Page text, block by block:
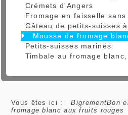
Crémets d'Angers
Fromage en faisselle sans
Gâteau de petits-suisses
Mousse de fromage
Petits-suisses marinés
Timbale au fromage
Vous êtes ici : BigrementBon
fromage blanc aux fruits rouges